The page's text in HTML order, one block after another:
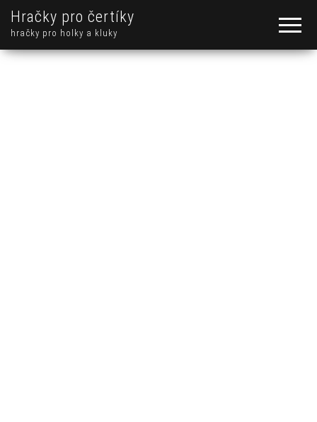
Hračky pro čertíky
hračky pro holky a kluky